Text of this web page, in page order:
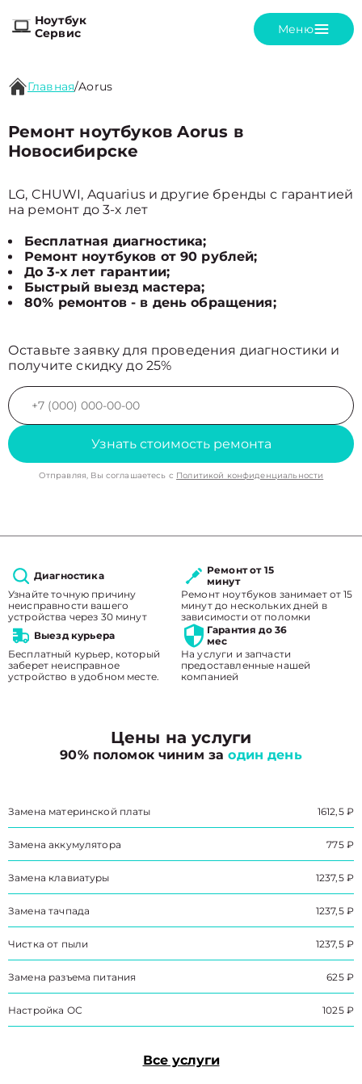
Ноутбук
Сервис
Меню
Главная/Aorus
Ремонт ноутбуков Aorus в
Новосибирске
LG, CHUWI, Aquarius и другие бренды с гарантией
на ремонт до 3-х лет
Бесплатная диагностика;
Ремонт ноутбуков от 90 рублей;
До 3-х лет гарантии;
Быстрый выезд мастера;
80% ремонтов - в день обращения;
Оставьте заявку для проведения диагностики и
получите скидку до 25%
Узнать стоимость ремонта
Отправляя, Вы соглашаетесь с Политикой конфиденциальности
Диагностика
Узнайте точную причину
неисправности вашего
устройства через 30 минут
Ремонт от 15
минут
Ремонт ноутбуков занимает от 15
минут до нескольких дней в
зависимости от поломки
Выезд курьера
Бесплатный курьер, который
заберет неисправное
устройство в удобном месте.
Гарантия до 36
мес
На услуги и запчасти
предоставленные нашей
компанией
Цены на услуги
90% поломок чиним заодин день
Замена материнской платы 1612,5 ₽
Замена аккумулятора 775 ₽
Замена клавиатуры 1237,5 ₽
Замена тачпада 1237,5 ₽
Чистка от пыли 1237,5 ₽
Замена разъема питания 625 ₽
Настройка ОС 1025 ₽
Все услуги